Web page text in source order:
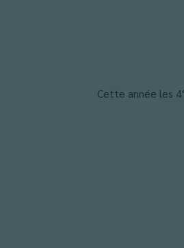
Cette année les